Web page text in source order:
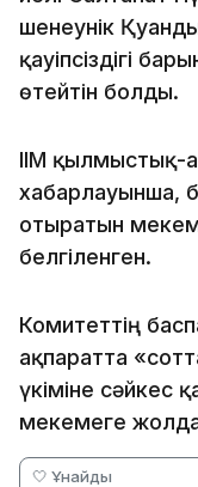
шенеунік
қауіпсіздігі
өтейтін болды.
ІІМ қылмыстық-
хабарлауынша,
отыратын
белгіленген.
Комитеттің
ақпаратта
үкіміне сәйкес
мекемеге
🤍 Ұнайды